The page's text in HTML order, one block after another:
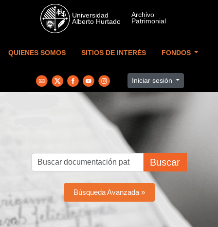
Skip to main content
QUIENES SOMOS SITIOS DE INTERÉS FONDOS
Iniciar sesión
Buscar
Búsqueda Avanzada »